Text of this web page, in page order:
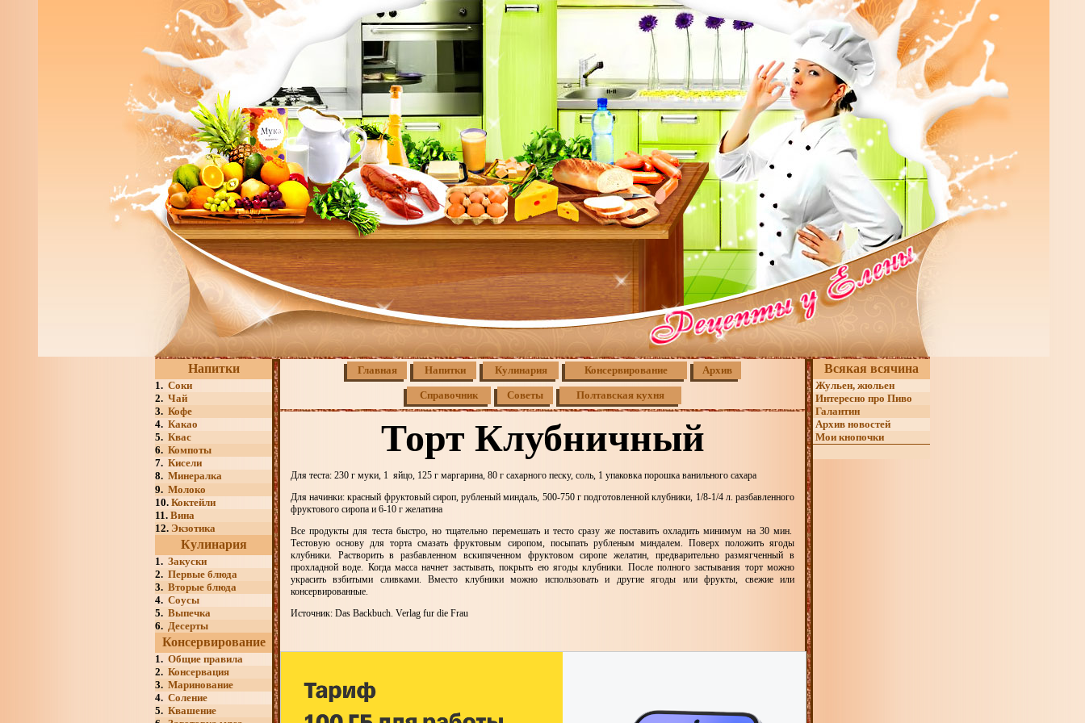
Напитки
1. Соки
2. Чай
3. Кофе
4. Какао
5. Квас
6. Компоты
7. Кисели
8. Минералка
9. Молоко
10. Коктейли
11. Вина
12. Экзотика
Кулинария
1. Закуски
2. Первые блюда
3. Вторые блюда
4. Соусы
5. Выпечка
6. Десерты
Консервирование
1. Общие правила
2. Консервация
3. Маринование
4. Соление
5. Квашение
Главная Напитки Кулинария Консервирование Архив
Справочник Советы Полтавская кухня
Торт Клубничный
Для теста: 230 г муки, 1 яйцо, 125 г маргарина, 80 г сахарного песку, соль, 1 упаковка порошка ванильного сахара
Для начинки: красный фруктовый сироп, рубленый миндаль, 500-750 г подготовленной клубники, 1/8-1/4 л. разбавленного
фруктового сиропа и 6-10 г желатина
Все продукты для теста быстро, но тщательно перемешать и тесто сразу же поставить охладить минимум на 30 мин.
Тестовую основу для торта смазать фруктовым сиропом, посыпать рубленым миндалем. Поверх положить ягоды
клубники. Растворить в разбавленном вскипяченном фруктовом сиропе желатин, предварительно размягченный в
прохладной воде. Когда масса начнет застывать, покрыть ею ягоды клубники. После полного застывания торт можно
украсить взбитыми сливками. Вместо клубники можно использовать и другие ягоды или фрукты, свежие или
консервированные.
Источник: Das Backbuch. Verlag fur die Frau
Всякая всячина
Жульен, жюльен
Интересно про Пиво
Галантин
Архив новостей
Мои кнопочки